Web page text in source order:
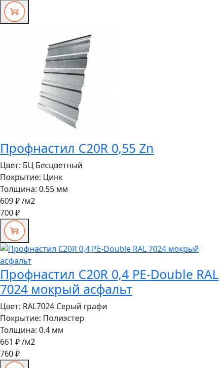
Профнастил C20R 0,55 Zn
Цвет: БЦ Бесцветный
Покрытие: Цинк
Толщина: 0.55 мм
609 ₽/м2
700 ₽
Профнастил C20R 0,4 PE-Double RAL
7024 мокрый асфальт
Цвет: RAL7024 Серый графи
Покрытие: Полиэстер
Толщина: 0.4 мм
661 ₽/м2
760 ₽